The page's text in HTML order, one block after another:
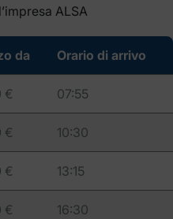
ALSA
da Orario di arrivo
€ 07:55
€ 10:30
€ 13:15
€ 16:30